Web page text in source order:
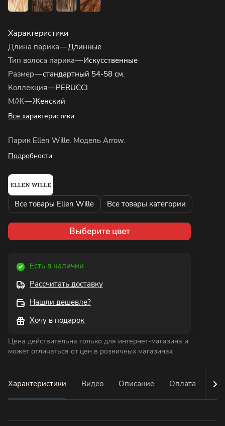
Характеристики
Длина парика—Длинные
Тип волоса парика—Искусственные
Размер—стандартный 54-58 см.
Коллекция—PERUCCI
М/Ж—Женский
Все характеристики
Парик Ellen Wille. Модель Arrow.
Подробности
Все товары Ellen Wille Все товары категории
Выберите цвет
Есть в наличии
Рассчитать доставку
Нашли дешевле?
Хочу в подарок
Цена действительна только для интернет-магазина и
может отличаться от цен в розничных магазинах
Характеристики Видео Описание Оплата